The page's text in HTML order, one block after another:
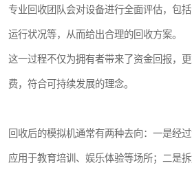
专业回收团队会对设备进行全面评估，包
运行状况等，从而给出合理的回收方案。
这一过程不仅为拥有者带来了资金回报，
费，符合可持续发展的理念。
回收后的模拟机通常有两种去向：一是经
应用于教育培训、娱乐体验等场所；二是